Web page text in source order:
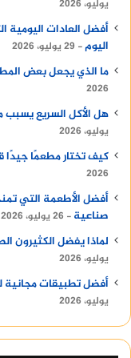
يوليو، 2026
أفضل العادات
اليوم
29 يوليو، 2026
ما الذي يجعل بعض
2026
هل الأكل السريع
يوليو، 2026
كيف تختار مطعمًا جيدًا
2026
أفضل الأطعمة التي
صناعية
26 يوليو، 2026
لماذا يفضل الكثيرون
يوليو، 2026
أفضل تطبيقات مجانية
يوليو، 2026